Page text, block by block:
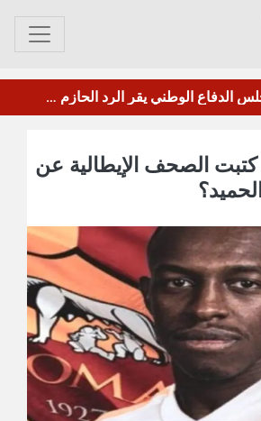
مأرب.. الحوثي يقصف معسكر"صحن الجنّ" بالصواريخ والطائرات المسيرة
كتبت الصحف الإيطالية عن